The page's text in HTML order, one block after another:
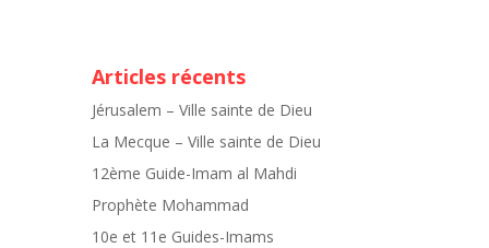
Articles récents
Jérusalem – Ville sainte de Dieu
La Mecque – Ville sainte de Dieu
12ème Guide-Imam al Mahdi
Prophète Mohammad
10e et 11e Guides-Imams